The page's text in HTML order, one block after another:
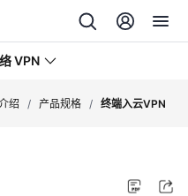
VPN
绍 / 产品规格 / 终端入云VPN